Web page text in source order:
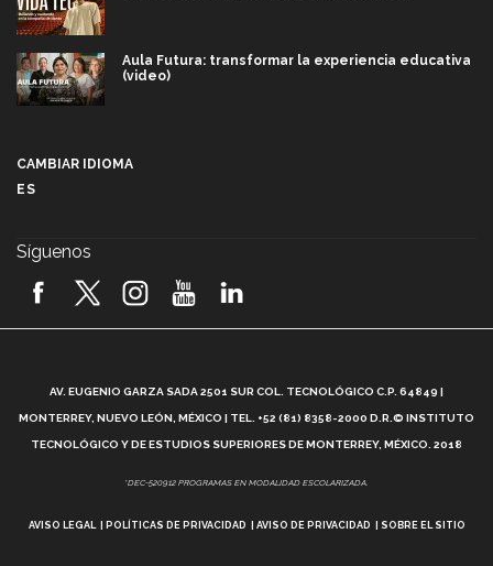
Aula Futura: transformar la experiencia educativa
(video)
2026! (video)
¿Cómo es el Modelo Educativo Tec? (video)
Vida Tec: Feminismo e Inteligencia Artificial, Paola
CAMBIAR IDIOMA
ES
Síguenos
AV. EUGENIO GARZA SADA 2501 SUR COL. TECNOLÓGICO C.P. 64849 |
MONTERREY, NUEVO LEÓN, MÉXICO | TEL. +52 (81) 8358-2000 D.R.© INSTITUTO
TECNOLÓGICO Y DE ESTUDIOS SUPERIORES DE MONTERREY, MÉXICO. 2018
*DEC-520912 PROGRAMAS EN MODALIDAD ESCOLARIZADA.
AVISO LEGAL POLÍTICAS DE PRIVACIDAD AVISO DE PRIVACIDAD SOBRE EL SITIO